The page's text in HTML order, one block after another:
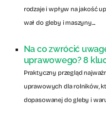
rodzaje i wpływ na jakość
wał do gleby i maszyny....
Na co zwrócić
uprawowego? 8
Praktyczny przegląd
uprawowych dla rolników,
dopasowanej do gleby i